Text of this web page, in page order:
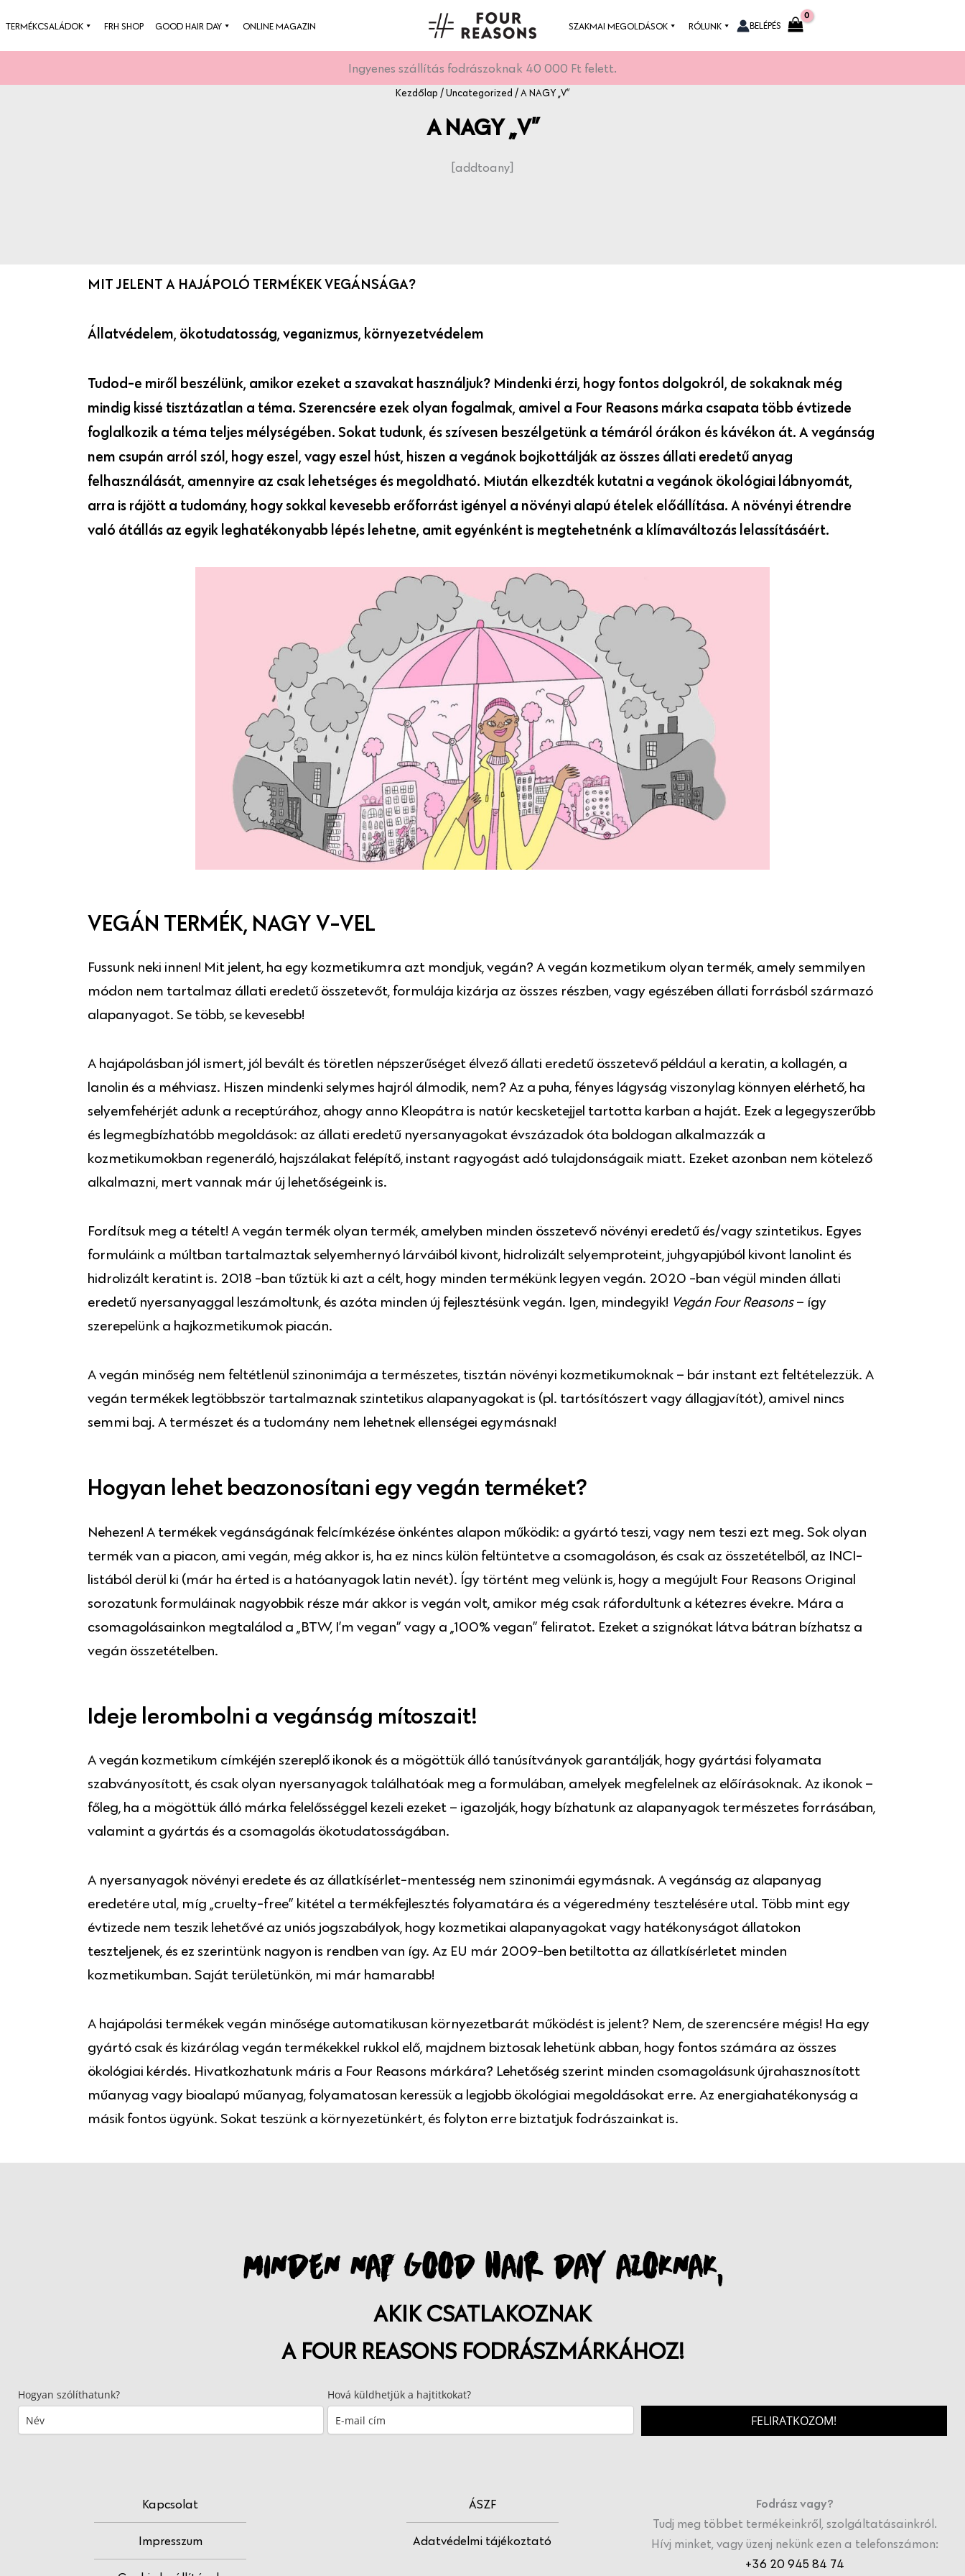
to
content
TERMÉKCSALÁDOK FRH SHOP GOOD HAIR DAY ONLINE MAGAZIN SZAKMAI MEGOLDÁSOK RÓLUNK BELÉPÉS
Ingyenes szállítás fodrászoknak 40 000 Ft felett.
Kezdőlap /Uncategorized / A NAGY „V”
A NAGY „V”
[addtoany]
MIT JELENT A HAJÁPOLÓ TERMÉKEK VEGÁNSÁGA?
Állatvédelem, ökotudatosság, veganizmus, környezetvédelem
Tudod-e miről beszélünk, amikor ezeket a szavakat használjuk? Mindenki érzi, hogy fontos dolgokról, de sokaknak még
mindig kissé tisztázatlan a téma. Szerencsére ezek olyan fogalmak, amivel a Four Reasons márka csapata több évtizede
foglalkozik a téma teljes mélységében. Sokat tudunk, és szívesen beszélgetünk a témáról órákon és kávékon át. A vegánság
nem csupán arról szól, hogy eszel, vagy eszel húst, hiszen a vegánok bojkottálják az összes állati eredetű anyag
felhasználását, amennyire az csak lehetséges és megoldható. Miután elkezdték kutatni a vegánok ökológiai lábnyomát,
arra is rájött a tudomány, hogy sokkal kevesebb erőforrást igényel a növényi alapú ételek előállítása. A növényi étrendre
való átállás az egyik leghatékonyabb lépés lehetne, amit egyénként is megtehetnénk a klímaváltozás lelassításáért.
VEGÁN TERMÉK, NAGY V-VEL
Fussunk neki innen! Mit jelent, ha egy kozmetikumra azt mondjuk, vegán? A vegán kozmetikum olyan termék, amely semmilyen
módon nem tartalmaz állati eredetű összetevőt, formulája kizárja az összes részben, vagy egészében állati forrásból származó
alapanyagot. Se több, se kevesebb!
A hajápolásban jól ismert, jól bevált és töretlen népszerűséget élvező állati eredetű összetevő például a keratin, a kollagén, a
lanolin és a méhviasz. Hiszen mindenki selymes hajról álmodik, nem? Az a puha, fényes lágyság viszonylag könnyen elérhető, ha
selyemfehérjét adunk a receptúrához, ahogy anno Kleopátra is natúr kecsketejjel tartotta karban a haját. Ezek a legegyszerűbb
és legmegbízhatóbb megoldások: az állati eredetű nyersanyagokat évszázadok óta boldogan alkalmazzák a
kozmetikumokban regeneráló, hajszálakat felépítő, instant ragyogást adó tulajdonságaik miatt. Ezeket azonban nem kötelező
alkalmazni, mert vannak már új lehetőségeink is.
Fordítsuk meg a tételt! A vegán termék olyan termék, amelyben minden összetevő növényi eredetű és/vagy szintetikus. Egyes
formuláink a múltban tartalmaztak selyemhernyó lárváiból kivont, hidrolizált selyemproteint, juhgyapjúból kivont lanolint és
hidrolizált keratint is. 2018 -ban tűztük ki azt a célt, hogy minden termékünk legyen vegán. 2020 -ban végül minden állati
eredetű nyersanyaggal leszámoltunk, és azóta minden új fejlesztésünk vegán. Igen, mindegyik! Vegán Four Reasons– így
szerepelünk a hajkozmetikumok piacán.
A vegán minőség nem feltétlenül szinonimája a természetes, tisztán növényi kozmetikumoknak – bár instant ezt feltételezzük. A
vegán termékek legtöbbször tartalmaznak szintetikus alapanyagokat is (pl. tartósítószert vagy állagjavítót), amivel nincs
semmi baj. A természet és a tudomány nem lehetnek ellenségei egymásnak!
Hogyan lehet beazonosítani egy vegán terméket?
Nehezen! A termékek vegánságának felcímkézése önkéntes alapon működik: a gyártó teszi, vagy nem teszi ezt meg. Sok olyan
termék van a piacon, ami vegán, még akkor is, ha ez nincs külön feltüntetve a csomagoláson, és csak az összetételből, az INCI-
listából derül ki (már ha érted is a hatóanyagok latin nevét). Így történt meg velünk is, hogy a megújult Four Reasons Original
sorozatunk formuláinak nagyobbik része már akkor is vegán volt, amikor még csak ráfordultunk a kétezres évekre. Mára a
csomagolásainkon megtalálod a „BTW, I’m vegan” vagy a „100% vegan” feliratot. Ezeket a szignókat látva bátran bízhatsz a
vegán összetételben.
Ideje lerombolni a vegánság mítoszait!
A vegán kozmetikum címkéjén szereplő ikonok és a mögöttük álló tanúsítványok garantálják, hogy gyártási folyamata
szabványosított, és csak olyan nyersanyagok találhatóak meg a formulában, amelyek megfelelnek az előírásoknak. Az ikonok –
főleg, ha a mögöttük álló márka felelősséggel kezeli ezeket – igazolják, hogy bízhatunk az alapanyagok természetes forrásában,
valamint a gyártás és a csomagolás ökotudatosságában.
A nyersanyagok növényi eredete és az állatkísérlet-mentesség nem szinonimái egymásnak. A vegánság az alapanyag
eredetére utal, míg „cruelty-free” kitétel a termékfejlesztés folyamatára és a végeredmény tesztelésére utal. Több mint egy
évtizede nem teszik lehetővé az uniós jogszabályok, hogy kozmetikai alapanyagokat vagy hatékonyságot állatokon
teszteljenek, és ez szerintünk nagyon is rendben van így. Az EU már 2009-ben betiltotta az állatkísérletet minden
kozmetikumban. Saját területünkön, mi már hamarabb!
A hajápolási termékek vegán minősége automatikusan környezetbarát működést is jelent? Nem, de szerencsére mégis! Ha egy
gyártó csak és kizárólag vegán termékekkel rukkol elő, majdnem biztosak lehetünk abban, hogy fontos számára az összes
ökológiai kérdés. Hivatkozhatunk máris a Four Reasons márkára? Lehetőség szerint minden csomagolásunk újrahasznosított
műanyag vagy bioalapú műanyag, folyamatosan keressük a legjobb ökológiai megoldásokat erre. Az energiahatékonyság a
másik fontos ügyünk. Sokat teszünk a környezetünkért, és folyton erre biztatjuk fodrászainkat is.
MINDEN NAP GOOD HAIR DAY AZOKNAK,
AKIK CSATLAKOZNAK
A FOUR REASONS FODRÁSZMÁRKÁHOZ!
Hogyan szólíthatunk? Hová küldhetjük a hajtitkokat?
FELIRATKOZOM!
Kapcsolat
Impresszum
ÁSZF
Adatvédelmi tájékoztató
Fodrász vagy?
Tudj meg többet termékeinkről, szolgáltatásainkról.
Hívj minket, vagy üzenj nekünk ezen a telefonszámon:
+36 20 945 84 74